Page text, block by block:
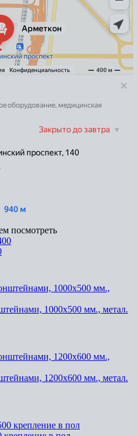
посмотреть
1000x500 мм., метал.
1200x600 мм., метал.